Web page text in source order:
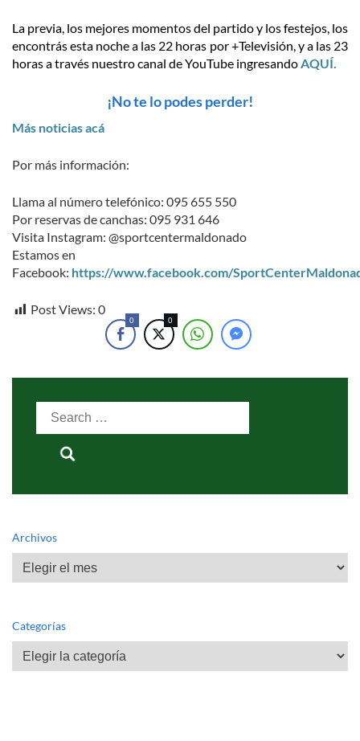
La previa, los mejores momentos del partido y los festejos, los
encontrás esta noche a las 22 horas por +Televisión, y a las 23
horas a través nuestro canal de YouTube ingresandoAQUÍ.
¡No te lo podes perder!
Más noticias acá
Por más información:
Llama al número telefónico: 095 655 550
Por reservas de canchas: 095 931 646
Visita Instagram: @sportcentermaldonado
Estamos en
Facebook: https://www.facebook.com/
Post Views: 0
0 0
Search
Archivos
Archivos
Categorías
Categorías